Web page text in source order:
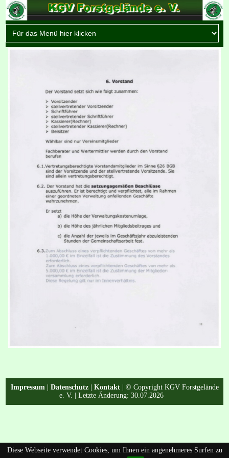
Diese Webseite verwendet Cookies, um Ihnen ein angenehmeres Surfen zu
Impressum Datenschutz| Kontakt| © Copyright KGV Forstgelände
e. V. | Letzte Änderung: 30.07.2026